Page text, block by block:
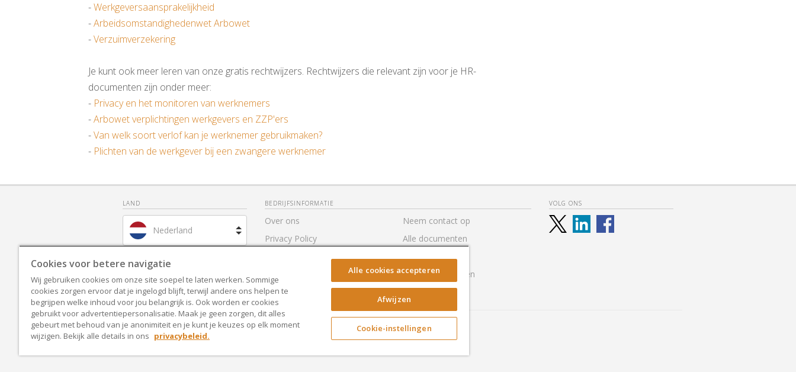
-Werkgeversaansprakelijkheid
-Arbeidsomstandighedenwet Arbowet
-Verzuimverzekering
Je kunt ook meer leren van onze gratis rechtwijzers. Rechtwijzers die relevant zijn voor je HR-
documenten zijn onder meer:
- Privacy en het monitoren van werknemers
-Arbowet verplichtingen werkgevers en ZZP'ers
-Van welk soort verlof kan je werknemer gebruikmaken?
- Plichten van de werkgever bij een zwangere werknemer
LAND
Nederland
Spanje
Frankrijk
Verenigd Koninkrijk
BEDRIJFSINFORMATIE
Over ons
Privacy Policy
Gebruiksvoorwaarden
RocketSign
Neem contact op
Alle documenten
Toegankelijkheid
Cookie-instellingen
VOLG ONS
Cookies voor betere navigatie
Wij gebruiken cookies om onze site soepel te laten werken. Sommige
cookies zorgen ervoor dat je ingelogd blijft, terwijl andere ons helpen te
begrijpen welke inhoud voor jou belangrijk is. Ook worden er cookies
gebruikt voor advertentiepersonalisatie. Maak je geen zorgen, dit alles
gebeurt met behoud van je anonimiteit en je kunt je keuzes op elk moment
wijzigen. Bekijk alle details in ons privacybeleid.
Alle cookies accepteren
Afwijzen
Cookie-instellingen